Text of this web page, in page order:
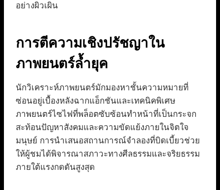
อย่างผิวเผิน
การตีความเชิงปรัชญาใน
ภาพยนตร์ล้ำยุค
นักวิเคราะห์ภาพยนตร์มักมองหาชั้นความหมายที่
ซ่อนอยู่เบื้องหลังฉากแอ็กชันและเทคนิคพิเศษ
ภาพยนตร์ไซไฟที่พล็อตซับซ้อนทำหน้าที่เป็นกระจก
สะท้อนปัญหาสังคมและความขัดแย้งภายในจิตใจ
มนุษย์ การนำเสนอสถานการณ์จำลองที่บิดเบี้ยวช่วย
ให้ผู้ชมได้พิจารณาสภาวะทางศีลธรรมและจริยธรรม
ภายใต้แรงกดดันสูงสุด